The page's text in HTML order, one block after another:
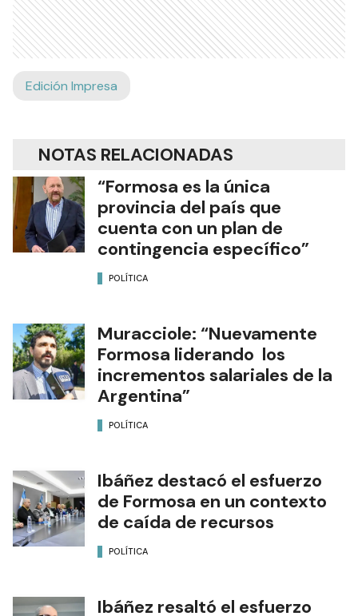
Edición Impresa
NOTAS RELACIONADAS
“Formosa es la única
provincia del país que
cuenta con un plan de
contingencia específico”
POLÍTICA
Muracciole: “Nuevamente
Formosa liderando los
incrementos salariales de la
Argentina”
POLÍTICA
Ibáñez destacó el esfuerzo
de Formosa en un contexto
de caída de recursos
POLÍTICA
Ibáñez resaltó el esfuerzo